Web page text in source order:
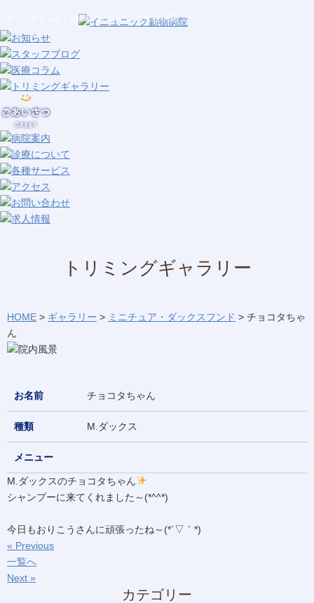
チョコタちゃん｜前橋市のイニュニック動物病院
トリミングギャラリー
HOME > ギャラリー > ミニチュア・ダックスフンド > チョコタちゃ
ん
お名前 チョコタちゃん
種類 M.ダックス
メニュー
M.ダックスのチョコタちゃん
シャンプーに来てくれました～(*^^*)
今日もおりこうさんに頑張ったね～(*´▽｀*)
« Previous
一覧へ
Next »
カテゴリー